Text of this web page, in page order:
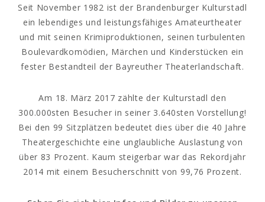
Seit November 1982 ist der Brandenburger Kulturstadl
ein lebendiges und leistungsfähiges Amateurtheater
und mit seinen Krimiproduktionen, seinen turbulenten
Boulevardkomödien, Märchen und Kinderstücken ein
fester Bestandteil der Bayreuther Theaterlandschaft.
Am 18. März 2017 zählte der Kulturstadl den
300.000sten Besucher in seiner 3.640sten Vorstellung!
Bei den 99 Sitzplätzen bedeutet dies über die 40 Jahre
Theatergeschichte eine unglaubliche Auslastung von
über 83 Prozent. Kaum steigerbar war das Rekordjahr
2014 mit einem Besucherschnitt von 99,76 Prozent.